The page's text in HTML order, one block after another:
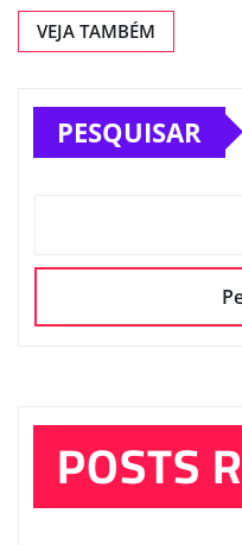
VEJA TAMBÉM
PESQUISAR
POSTS